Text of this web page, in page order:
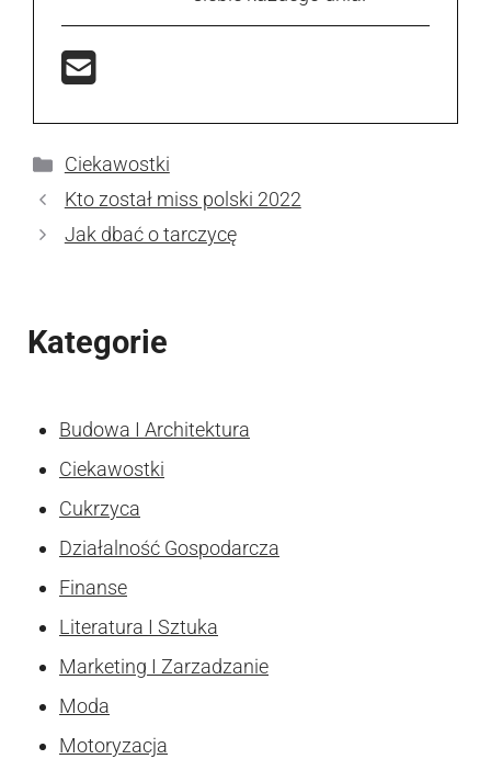
Kategorie
Ciekawostki
Kto został miss polski 2022
Jak dbać o tarczycę
Kategorie
Budowa I Architektura
Ciekawostki
Cukrzyca
Działalność Gospodarcza
Finanse
Literatura I Sztuka
Marketing I Zarzadzanie
Moda
Motoryzacja